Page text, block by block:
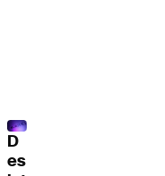
D
es